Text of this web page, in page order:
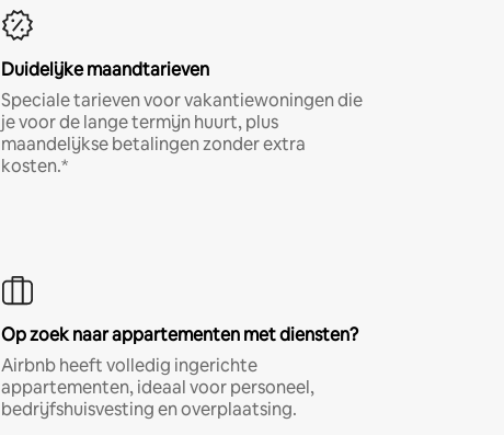
Duidelijke maandtarieven
Speciale tarieven voor vakantiewoningen die
je voor de lange termijn huurt, plus
maandelijkse betalingen zonder extra
kosten.*
Op zoek naar appartementen met diensten?
Airbnb heeft volledig ingerichte
appartementen, ideaal voor personeel,
bedrijfshuisvesting en overplaatsing.